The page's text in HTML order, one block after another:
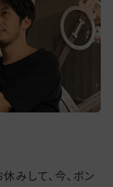
みして、今、ボン